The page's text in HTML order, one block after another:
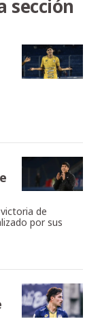
sección
de
por sus